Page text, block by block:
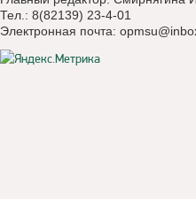
Тел.: 8(82139) 23-4-01
Электронная почта: